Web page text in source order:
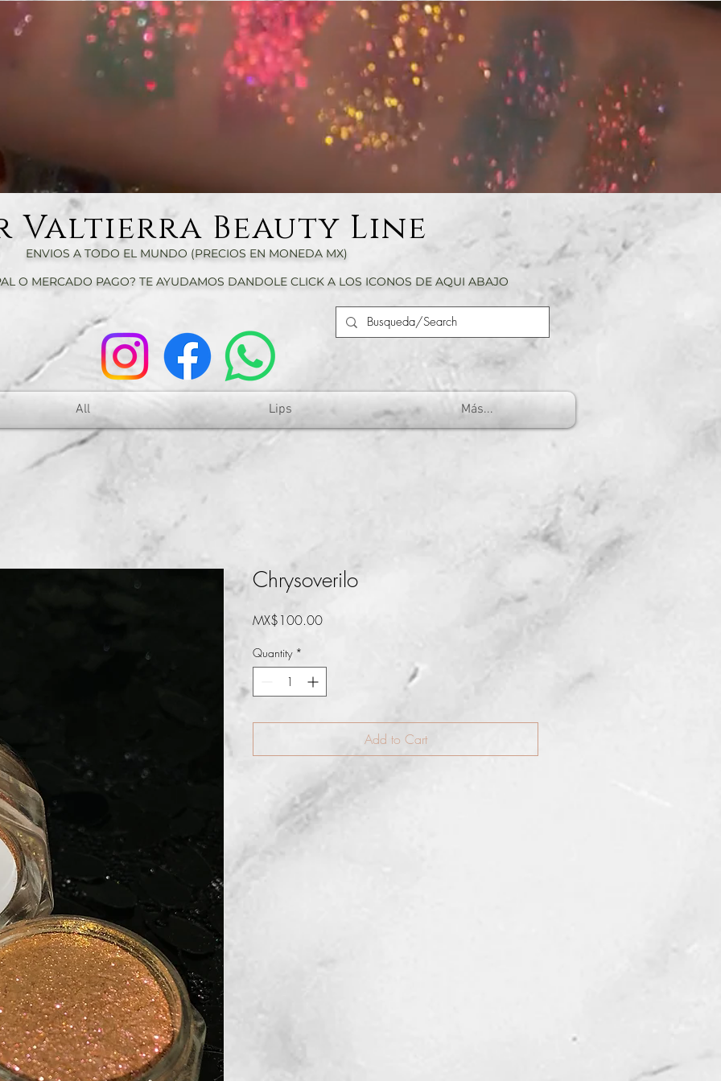
Valtierra Beauty Line
ENVIOS A TODO EL MUNDO (PRECIOS EN MONEDA MX)
O MERCADO PAGO? TE AYUDAMOS DANDOLE CLICK A LOS ICONOS DE AQUI ABAJO
All Lips Más...
Chrysoverilo
MX$100.00Price
Quantity *
Add to Cart